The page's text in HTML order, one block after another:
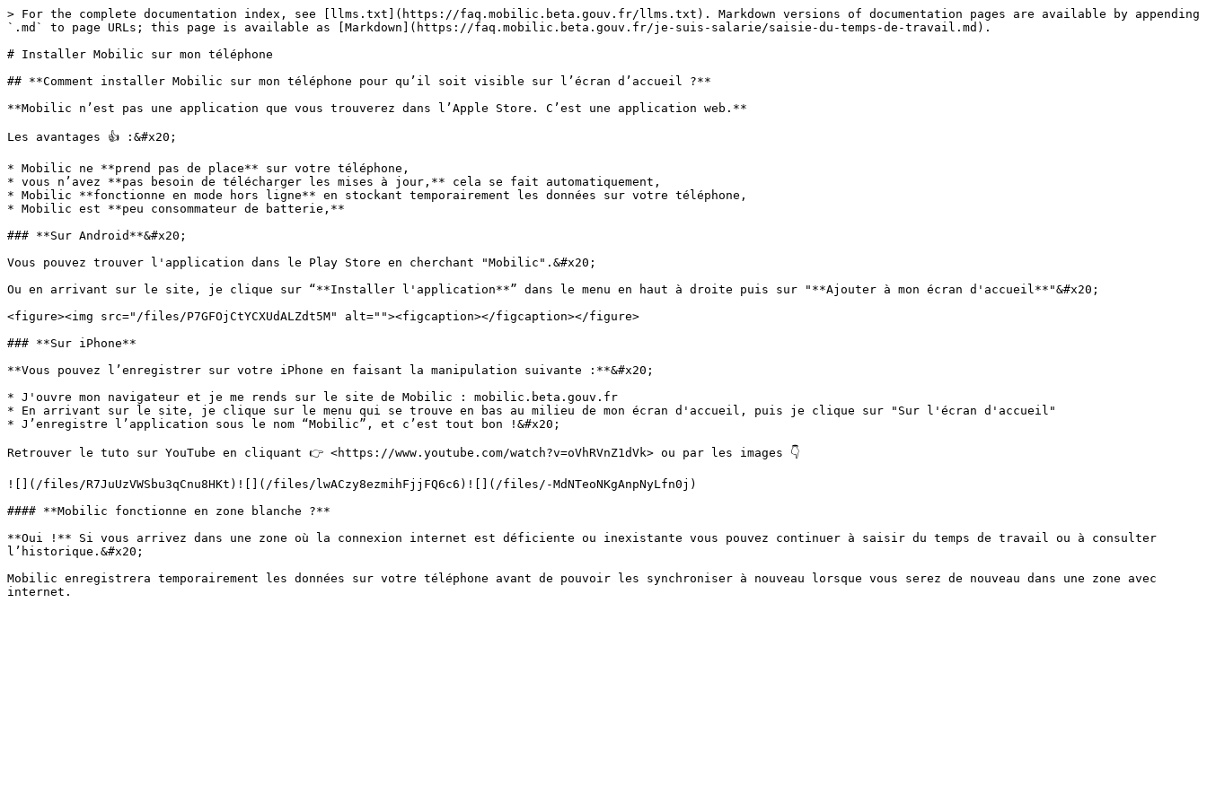
> For the complete documentation index, see [llms.txt](https://faq.mobilic.beta.gouv.fr/llms.txt). Markdown versions of documentation pages are available by appending
`.md` to page URLs; this page is available as [Markdown](https://faq.mobilic.beta.gouv.fr/je-suis-salarie/saisie-du-temps-de-travail.md).
# Installer Mobilic sur mon téléphone
## **Comment installer Mobilic sur mon téléphone pour qu’il soit visible sur l’écran d’accueil ?**
**Mobilic n’est pas une application que vous trouverez dans l’Apple Store. C’est une application web.**
Les avantages 👍 :&#x20;
* Mobilic ne **prend pas de place** sur votre téléphone,
* vous n’avez **pas besoin de télécharger les mises à jour,** cela se fait automatiquement,
* Mobilic **fonctionne en mode hors ligne** en stockant temporairement les données sur votre téléphone,
* Mobilic est **peu consommateur de batterie,**
### **Sur Android**&#x20;
Vous pouvez trouver l'application dans le Play Store en cherchant "Mobilic".&#x20;
Ou en arrivant sur le site, je clique sur “**Installer l'application**” dans le menu en haut à droite puis sur "**Ajouter à mon écran d'accueil**"&#x20;
<figure><img src="/files/P7GFOjCtYCXUdALZdt5M" alt=""><figcaption></figcaption></figure>
### **Sur iPhone**
**Vous pouvez l’enregistrer sur votre iPhone en faisant la manipulation suivante :**&#x20;
* J'ouvre mon navigateur et je me rends sur le site de Mobilic : mobilic.beta.gouv.fr
* En arrivant sur le site, je clique sur le menu qui se trouve en bas au milieu de mon écran d'accueil, puis je clique sur "Sur l'écran d'accueil"
* J’enregistre l’application sous le nom “Mobilic”, et c’est tout bon !&#x20;
Retrouver le tuto sur YouTube en cliquant 👉 <https://www.youtube.com/watch?v=oVhRVnZ1dVk> ou par les images 👇
![](/files/R7JuUzVWSbu3qCnu8HKt)![](/files/lwACzy8ezmihFjjFQ6c6)![](/files/-MdNTeoNKgAnpNyLfn0j)
#### **Mobilic fonctionne en zone blanche ?**
**Oui !** Si vous arrivez dans une zone où la connexion internet est déficiente ou inexistante vous pouvez continuer à saisir du temps de travail ou à consulter
l’historique.&#x20;
Mobilic enregistrera temporairement les données sur votre téléphone avant de pouvoir les synchroniser à nouveau lorsque vous serez de nouveau dans une zone avec